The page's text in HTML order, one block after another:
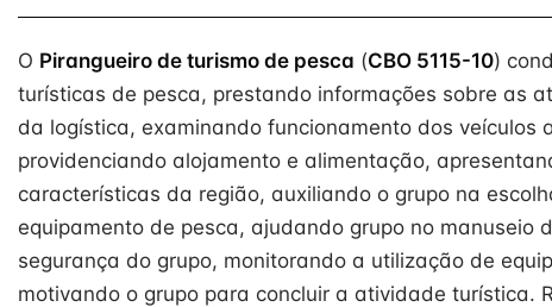
O Pirangueiro de turismo de pesca (CBO 5115-10)
turísticas de pesca, prestando informações sobre as
da logística, examinando funcionamento dos veículos
providenciando alojamento e alimentação,
características da região, auxiliando o grupo na
equipamento de pesca, ajudando grupo no manuseio
segurança do grupo, monitorando a utilização de
motivando o grupo para concluir a atividade turística.